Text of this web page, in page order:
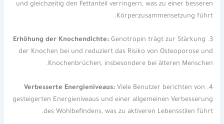
und gleichzeitig den Fettanteil verringern, was zu einer besseren
Körperzusammensetzung führt.
3.
Erhöhung der Knochendichte:Genotropin trägt zur Stärkung
der Knochen bei und reduziert das Risiko von Osteoporose und
Knochenbrüchen, insbesondere bei älteren Menschen.
4.
Verbesserte Energieniveaus:Viele Benutzer berichten von
gesteigerten Energieniveaus und einer allgemeinen Verbesserung
des Wohlbefindens, was zu aktiveren Lebensstilen führt.